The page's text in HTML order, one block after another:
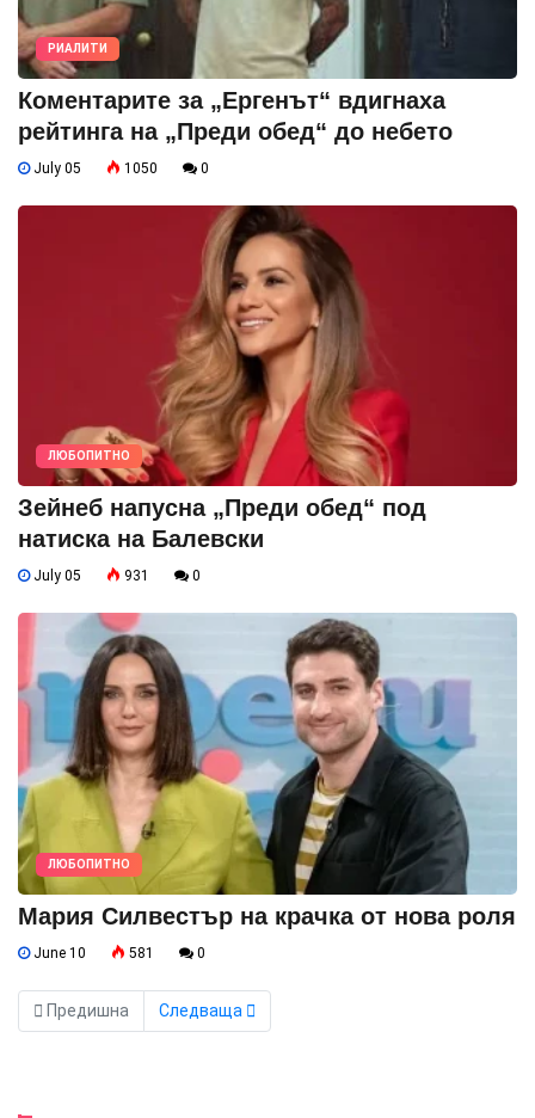
РИАЛИТИ
Коментарите за „Ергенът“ вдигнаха
рейтинга на „Преди обед“ до небето
July 05 1050 0
ЛЮБОПИТНО
Зейнеб напусна „Преди обед“ под
натиска на Балевски
July 05 931 0
ЛЮБОПИТНО
Мария Силвестър на крачка от нова роля
June 10 581 0
Предишна Следваща